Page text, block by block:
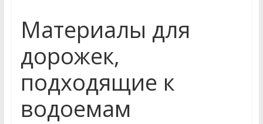
Материалы для
дорожек,
подходящие к
водоемам